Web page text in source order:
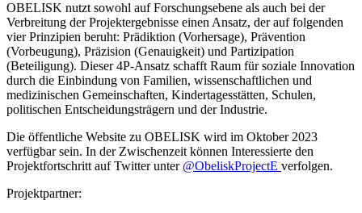
OBELISK nutzt sowohl auf Forschungsebene als auch bei der
Verbreitung der Projektergebnisse einen Ansatz, der auf folgenden
vier Prinzipien beruht: Prädiktion (Vorhersage), Prävention
(Vorbeugung), Präzision (Genauigkeit) und Partizipation
(Beteiligung). Dieser 4P-Ansatz schafft Raum für soziale Innovation
durch die Einbindung von Familien, wissenschaftlichen und
medizinischen Gemeinschaften, Kindertagesstätten, Schulen,
politischen Entscheidungsträgern und der Industrie.
Die öffentliche Website zu OBELISK wird im Oktober 2023
verfügbar sein. In der Zwischenzeit können Interessierte den
Projektfortschritt auf Twitter unter @ObeliskProjectE verfolgen.
Projektpartner: